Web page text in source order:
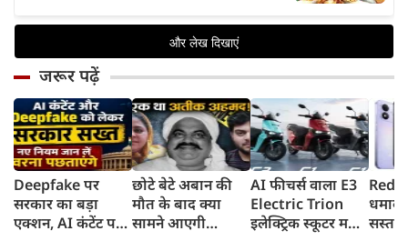
जरूर पढ़ें
Deepfake पर
सरकार का बड़ा
एक्शन, AI कंटेंट पर
छोटे बेटे अबान की
मौत के बाद क्या
सामने आएगी
AI फीचर्स वाला E3
Electric Trion
इलेक्ट्रिक स्कूटर मचा सस्ता